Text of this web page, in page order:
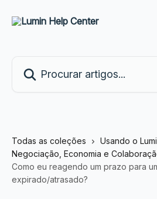
Todas as coleções
Usando o
Negociação, Economia e
Como eu reagendo um prazo para
expirado/atrasado?